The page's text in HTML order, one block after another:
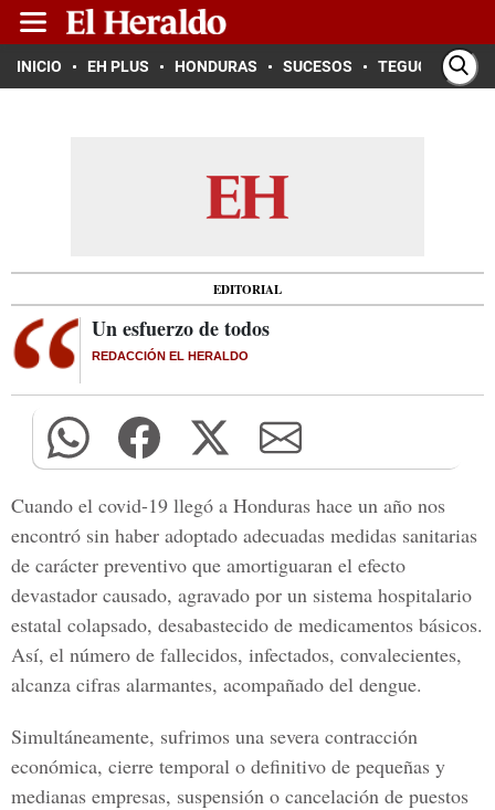
INICIO EH PLUS HONDURAS SUCESOS TEGUCIGALPA
EDITORIAL
Un esfuerzo de todos
REDACCIÓN EL HERALDO
Cuando el covid-19 llegó a Honduras hace un año nos
encontró sin haber adoptado adecuadas medidas sanitarias
de carácter preventivo que amortiguaran el efecto
devastador causado, agravado por un sistema hospitalario
estatal colapsado, desabastecido de medicamentos básicos.
Así, el número de fallecidos, infectados, convalecientes,
alcanza cifras alarmantes, acompañado del dengue.
Simultáneamente, sufrimos una severa contracción
económica, cierre temporal o definitivo de pequeñas y
medianas empresas, suspensión o cancelación de puestos